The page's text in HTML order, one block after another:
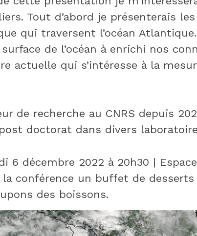
Tout d’abord je présenterais
qui traversent l’océan
de l’océan à enrichi nos
actuelle qui s’intéresse à la
de recherche au CNRS depuis
doctorat dans divers
6 décembre 2022 à 20h30 |
conférence un buffet de
des boissons.